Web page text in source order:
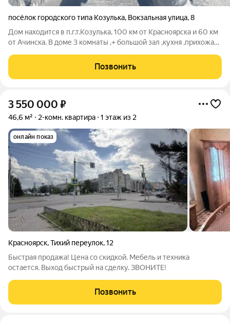
посёлок городского типа Козулька, Вокзальная улица,8
Дом находится в п.г.т.Козулька, 100 км от Красноярска и 60 км
от Ачинска. В доме 3 комнаты ,+ большой зал ,кухня ,прихожая.
Юридическое сопровождение. -Гарантийный сертификат
безопасности сделки,
Позвонить
3 550 000 ₽
46,6 м² 2-комн. квартира 1 этаж из 2
онлайн показ
Красноярск,Тихий переулок,12
Быстрая продажа! Цена со скидкой. Мебель и техника
остается. Выход быстрый на сделку. ЗВОНИТЕ!
Позвонить